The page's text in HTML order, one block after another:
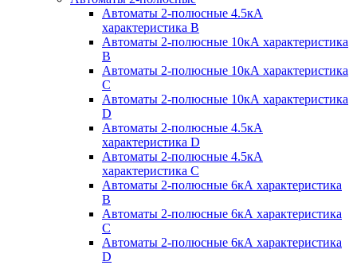
Автоматы 2-полюсные 4.5кА
характеристика В
Автоматы 2-полюсные 10кА характеристика
B
Автоматы 2-полюсные 10кА характеристика
C
Автоматы 2-полюсные 10кА характеристика
D
Автоматы 2-полюсные 4.5кА
характеристика D
Автоматы 2-полюсные 4.5кА
характеристика С
Автоматы 2-полюсные 6кА характеристика
B
Автоматы 2-полюсные 6кА характеристика
C
Автоматы 2-полюсные 6кА характеристика
D